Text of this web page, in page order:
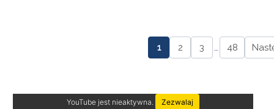
1 2 3 … 48
YouTube jest nieaktywna. Zezwalaj